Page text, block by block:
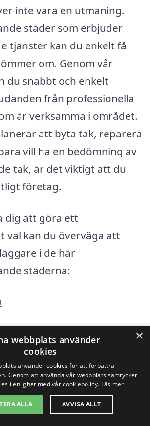
inte vara en utmaning.
städer som erbjuder
tjänster kan du enkelt få
om. Genom vår
du snabbt och enkelt
från professionella
är verksamma i området.
att byta tak, reparera
vill ha en bedömning av
tak, är det viktigt att du
företag.
dig att göra ett
val kan du överväga att
i de här
städerna:
×
webbplats använder
cookies
använder cookies för att förbättra
Genom att använda vår webbplats samtycker
i enlighet med vår cookiepolicy. Läs mer
ALLA AVVISA ALLT